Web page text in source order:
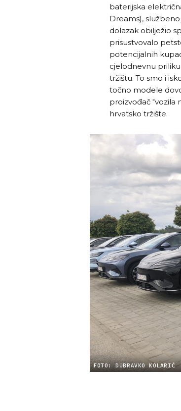
baterijska
Dreams),
dolazak obilježio
prisustvovalo
potencijalnih
cjelodnevnu
tržištu. To smo i
točno modele
proizvođač "vozila
hrvatsko tržište.
FOTO: DUBRAVKO KOLARIĆ